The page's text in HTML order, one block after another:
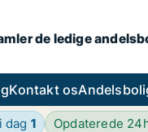
de ledige
Kontakt os
dag 1 Opdaterede